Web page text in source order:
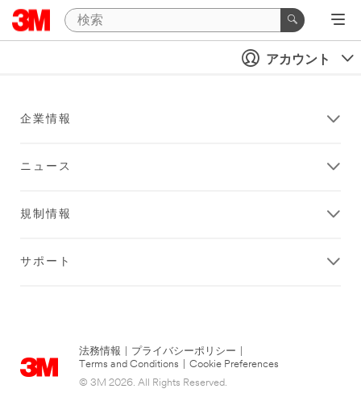
アカウント
企業情報
ニュース
規制情報
サポート
法務情報 プライバシーポリシー
Terms and Conditions
Cookie Preferences
© 3M 2026. All Rights Reserved.